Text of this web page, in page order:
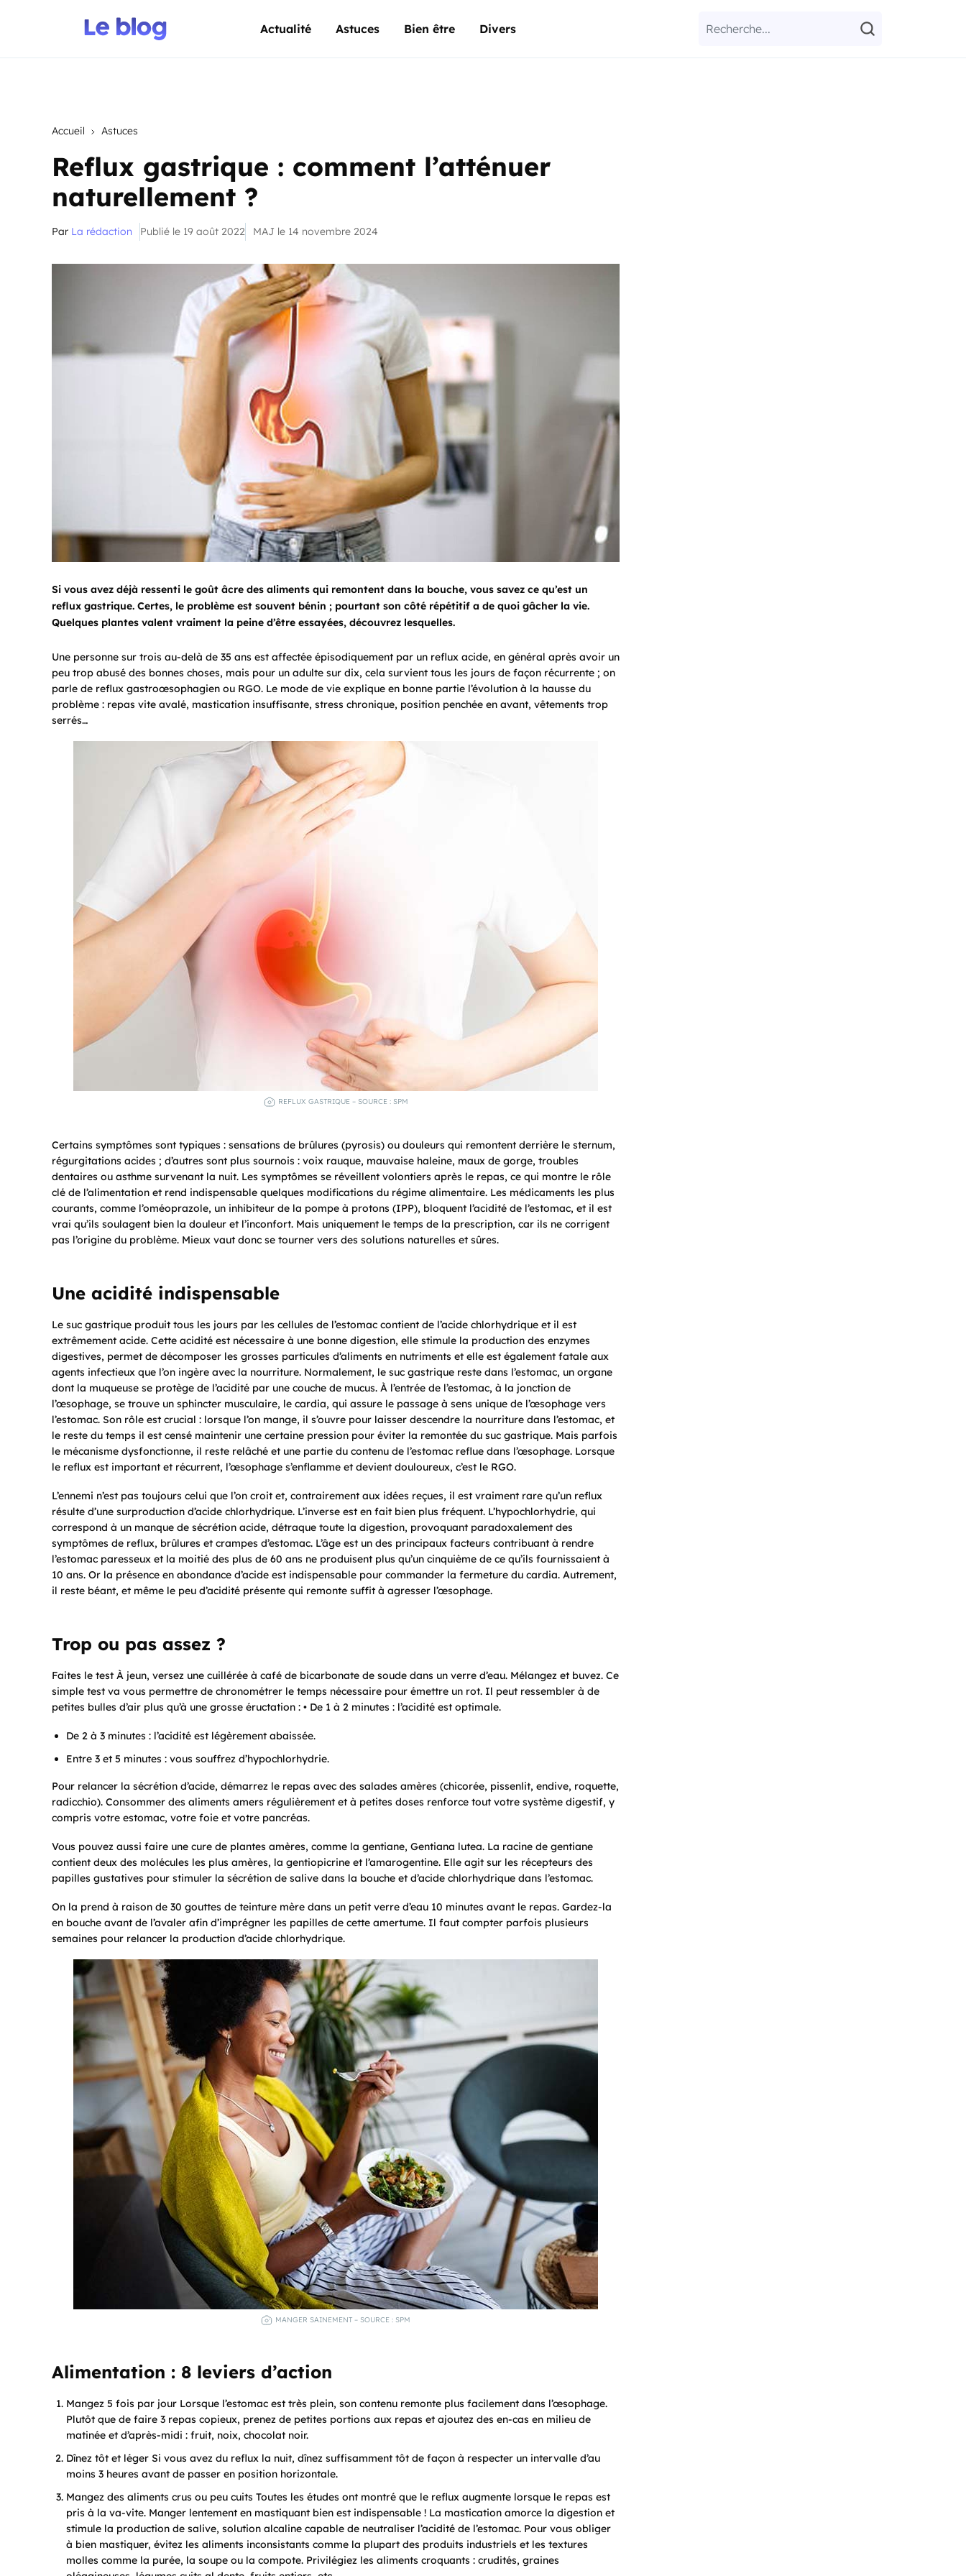
Actualité Astuces Bien être Divers
Accueil Astuces
Reflux gastrique : comment l’atténuer
naturellement ?
Par La rédaction Publié le 19 août 2022 MAJ le 14 novembre 2024
Si vous avez déjà ressenti le goût âcre des aliments qui remontent dans la bouche, vous savez ce qu’est un
reflux gastrique. Certes, le problème est souvent bénin ; pourtant son côté répétitif a de quoi gâcher la vie.
Quelques plantes valent vraiment la peine d’être essayées, découvrez lesquelles.
Une personne sur trois au-delà de 35 ans est affectée épisodiquement par un reflux acide, en général après avoir un
peu trop abusé des bonnes choses, mais pour un adulte sur dix, cela survient tous les jours de façon récurrente ; on
parle de reflux gastroœsophagien ou RGO. Le mode de vie explique en bonne partie l’évolution à la hausse du
problème : repas vite avalé, mastication insuffisante, stress chronique, position penchée en avant, vêtements trop
serrés…
REFLUX GASTRIQUE – SOURCE : SPM
Certains symptômes sont typiques : sensations de brûlures (pyrosis) ou douleurs qui remontent derrière le sternum,
régurgitations acides ; d’autres sont plus sournois : voix rauque, mauvaise haleine, maux de gorge, troubles
dentaires ou asthme survenant la nuit. Les symptômes se réveillent volontiers après le repas, ce qui montre le rôle
clé de l’alimentation et rend indispensable quelques modifications du régime alimentaire. Les médicaments les plus
courants, comme l’oméoprazole, un inhibiteur de la pompe à protons (IPP), bloquent l’acidité de l’estomac, et il est
vrai qu’ils soulagent bien la douleur et l’inconfort. Mais uniquement le temps de la prescription, car ils ne corrigent
pas l’origine du problème. Mieux vaut donc se tourner vers des solutions naturelles et sûres.
Une acidité indispensable
Le suc gastrique produit tous les jours par les cellules de l’estomac contient de l’acide chlorhydrique et il est
extrêmement acide. Cette acidité est nécessaire à une bonne digestion, elle stimule la production des enzymes
digestives, permet de décomposer les grosses particules d’aliments en nutriments et elle est également fatale aux
agents infectieux que l’on ingère avec la nourriture. Normalement, le suc gastrique reste dans l’estomac, un organe
dont la muqueuse se protège de l’acidité par une couche de mucus. À l’entrée de l’estomac, à la jonction de
l’œsophage, se trouve un sphincter musculaire, le cardia, qui assure le passage à sens unique de l’œsophage vers
l’estomac. Son rôle est crucial : lorsque l’on mange, il s’ouvre pour laisser descendre la nourriture dans l’estomac, et
le reste du temps il est censé maintenir une certaine pression pour éviter la remontée du suc gastrique. Mais parfois
le mécanisme dysfonctionne, il reste relâché et une partie du contenu de l’estomac reflue dans l’œsophage. Lorsque
le reflux est important et récurrent, l’œsophage s’enflamme et devient douloureux, c’est le RGO.
L’ennemi n’est pas toujours celui que l’on croit et, contrairement aux idées reçues, il est vraiment rare qu’un reflux
résulte d’une surproduction d’acide chlorhydrique. L’inverse est en fait bien plus fréquent. L’hypochlorhydrie, qui
correspond à un manque de sécrétion acide, détraque toute la digestion, provoquant paradoxalement des
symptômes de reflux, brûlures et crampes d’estomac. L’âge est un des principaux facteurs contribuant à rendre
l’estomac paresseux et la moitié des plus de 60 ans ne produisent plus qu’un cinquième de ce qu’ils fournissaient à
10 ans. Or la présence en abondance d’acide est indispensable pour commander la fermeture du cardia. Autrement,
il reste béant, et même le peu d’acidité présente qui remonte suffit à agresser l’œsophage.
Trop ou pas assez ?
Faites le test À jeun, versez une cuillérée à café de bicarbonate de soude dans un verre d’eau. Mélangez et buvez. Ce
simple test va vous permettre de chronométrer le temps nécessaire pour émettre un rot. Il peut ressembler à de
petites bulles d’air plus qu’à une grosse éructation : • De 1 à 2 minutes : l’acidité est optimale.
De 2 à 3 minutes : l’acidité est légèrement abaissée.
Entre 3 et 5 minutes : vous souffrez d’hypochlorhydrie.
Pour relancer la sécrétion d’acide, démarrez le repas avec des salades amères (chicorée, pissenlit, endive, roquette,
radicchio). Consommer des aliments amers régulièrement et à petites doses renforce tout votre système digestif, y
compris votre estomac, votre foie et votre pancréas.
Vous pouvez aussi faire une cure de plantes amères, comme la gentiane, Gentiana lutea. La racine de gentiane
contient deux des molécules les plus amères, la gentiopicrine et l’amarogentine. Elle agit sur les récepteurs des
papilles gustatives pour stimuler la sécrétion de salive dans la bouche et d’acide chlorhydrique dans l’estomac.
On la prend à raison de 30 gouttes de teinture mère dans un petit verre d’eau 10 minutes avant le repas. Gardez-la
en bouche avant de l’avaler afin d’imprégner les papilles de cette amertume. Il faut compter parfois plusieurs
semaines pour relancer la production d’acide chlorhydrique.
MANGER SAINEMENT – SOURCE : SPM
Alimentation : 8 leviers d’action
Mangez 5 fois par jour Lorsque l’estomac est très plein, son contenu remonte plus facilement dans l’œsophage.
Plutôt que de faire 3 repas copieux, prenez de petites portions aux repas et ajoutez des en-cas en milieu de
matinée et d’après-midi : fruit, noix, chocolat noir.
Dînez tôt et léger Si vous avez du reflux la nuit, dînez suffisamment tôt de façon à respecter un intervalle d’au
moins 3 heures avant de passer en position horizontale.
Mangez des aliments crus ou peu cuits Toutes les études ont montré que le reflux augmente lorsque le repas est
pris à la va-vite. Manger lentement en mastiquant bien est indispensable ! La mastication amorce la digestion et
stimule la production de salive, solution alcaline capable de neutraliser l’acidité de l’estomac. Pour vous obliger
à bien mastiquer, évitez les aliments inconsistants comme la plupart des produits industriels et les textures
molles comme la purée, la soupe ou la compote. Privilégiez les aliments croquants : crudités, graines